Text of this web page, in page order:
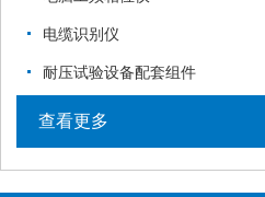
电缆识别仪
耐压试验设备配套组件
查看更多